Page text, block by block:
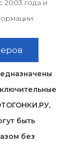
2003 года и
быть
без